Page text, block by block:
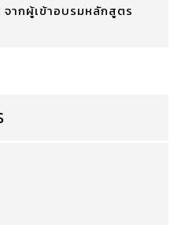
ากผู้เข้าอบรมหลักสูตร